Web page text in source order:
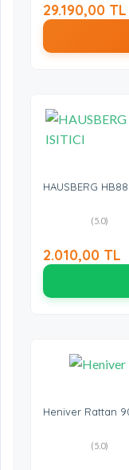
29.190,00 TL
HAUSBERG
(5.0)
2.010,00 TL
Heniver Rattan
(5.0)